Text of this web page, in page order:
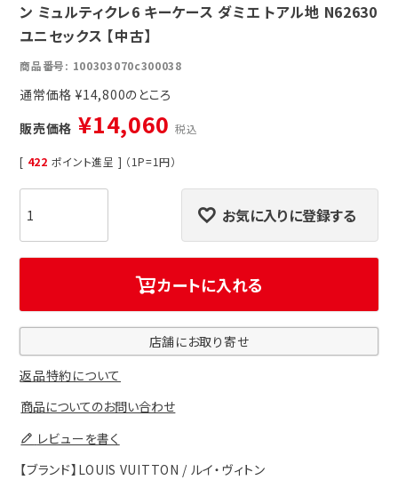
ン ミュルティクレ6 キーケース ダミエ トアル地 N62630
ユニセックス 【中古】
商品番号 100303070c300038
通常価格 ¥14,800
販売価格 ¥14,060 税込
[ 422 ポイント進呈 ] （1P=1円）
お気に入りに登録する
カートに入れる
店舗にお取り寄せ
返品特約について
商品についてのお問い合わせ
レビューを書く
【ブランド】LOUIS VUITTON / ルイ・ヴィトン